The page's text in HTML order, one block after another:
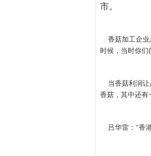
市。
香菇加工企业
时候，当时你们
当香菇利润让
香菇，其中还有
吕华雷：“香